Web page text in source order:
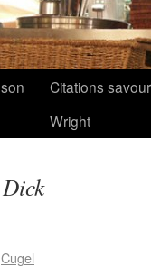
Citations
Wright
Dick
Cugel